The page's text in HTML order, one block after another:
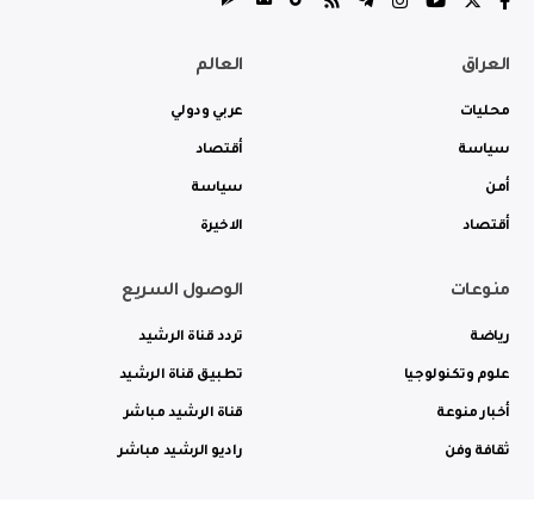
العراق
محليات
سياسة
أمن
أقتصاد
العالم
عربي ودولي
أقتصاد
سياسة
الاخيرة
منوعات
رياضة
علوم وتكنولوجيا
أخبار منوعة
ثقافة وفن
الوصول السريع
تردد قناة الرشيد
تطبيق قناة الرشيد
قناة الرشيد مباشر
راديو الرشيد مباشر